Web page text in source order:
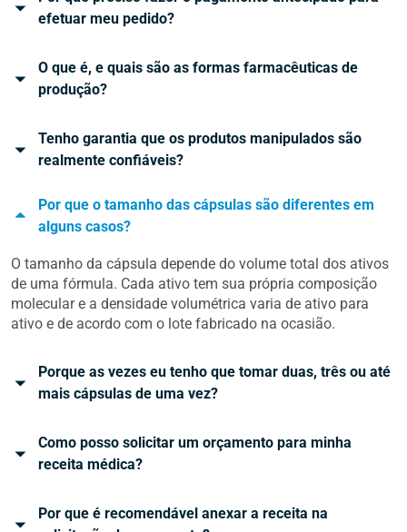
efetuar meu pedido?
O que é, e quais são as formas farmacêuticas de
produção?
Tenho garantia que os produtos manipulados são
realmente confiáveis?
Por que o tamanho das cápsulas são diferentes em
alguns casos?
O tamanho da cápsula depende do volume total dos ativos
de uma fórmula. Cada ativo tem sua própria composição
molecular e a densidade volumétrica varia de ativo para
ativo e de acordo com o lote fabricado na ocasião.
Porque as vezes eu tenho que tomar duas, três ou até
mais cápsulas de uma vez?
Como posso solicitar um orçamento para minha
receita médica?
Por que é recomendável anexar a receita na